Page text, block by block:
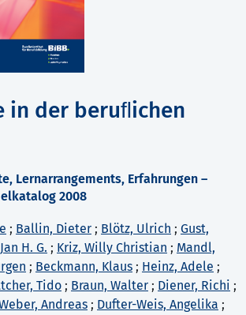
in der beruﬂichen
Lernarrangements, Erfahrungen –
2008
; Ballin, Dieter ; Blötz, Ulrich ; Gust,
H. G. ; Kriz, Willy Christian ; Mandl,
; Beckmann, Klaus ; Heinz, Adele ;
Tido ; Braun, Walter ; Diener, Richi ;
Andreas ; Dufter-Weis, Angelika ;